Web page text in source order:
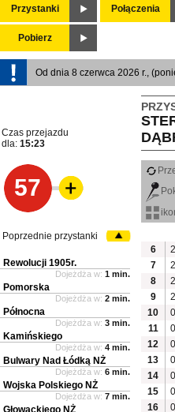
Przystanki Połączenia
Pobierz
Od dnia 8 czerwca 2026 r.,
Czas przejazdu
dla: 15:23
57
6
7
8
9
10
11
12
13
14
15
16
Poprzednie przystanki
Rewolucji 1905r.
Dojeżdża w: 1 min.
Pomorska
Dojeżdża w: 2 min.
Północna
Dojeżdża w: 3 min.
Kamińskiego
Dojeżdża w: 4 min.
Bulwary Nad Łódką NŻ
Dojeżdża w: 6 min.
Wojska Polskiego NŻ
Dojeżdża w: 7 min.
Głowackiego NŻ